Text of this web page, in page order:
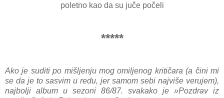
poletno kao da su juče počeli
*****
Ako je suditi po mišljenju mog omiljenog kritičara (a čini mi
se da je to sasvim u redu, jer samom sebi najviše verujem),
najbolji album u sezoni 86/87. svakako je »Pozdrav iz